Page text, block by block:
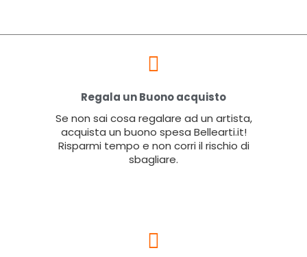
Regala un Buono acquisto
Se non sai cosa regalare ad un artista,
acquista un buono spesa Bellearti.it!
Risparmi tempo e non corri il rischio di
sbagliare.